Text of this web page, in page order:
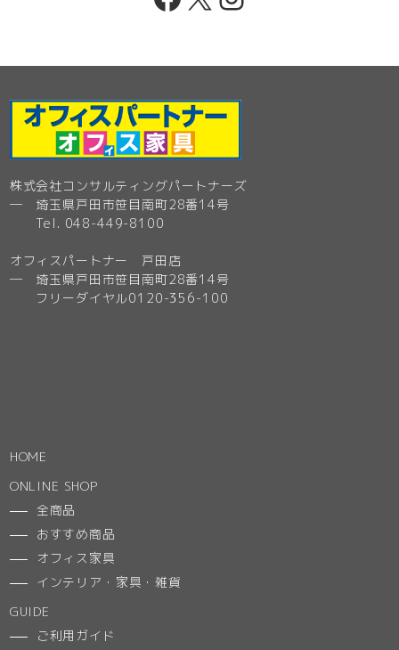
株式会社コンサルティングパートナーズ
─ 埼玉県戸田市笹目南町28番14号
Tel. 048-449-8100
オフィスパートナー 戸田店
─ 埼玉県戸田市笹目南町28番14号
フリーダイヤル0120-356-100
HOME
ONLINE SHOP
全商品
おすすめ商品
オフィス家具
インテリア・家具・雑貨
GUIDE
ご利用ガイド